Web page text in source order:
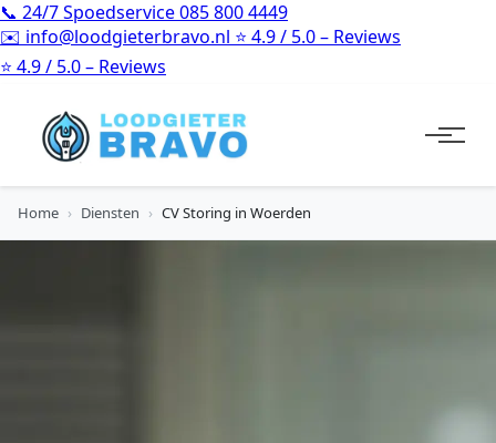
📞 24/7 Spoedservice085 800 4449
✉️ info@loodgieterbravo.nl ⭐ 4.9 / 5.0 – Reviews
⭐ 4.9 / 5.0 – Reviews
Home › Diensten › CV Storing in Woerden